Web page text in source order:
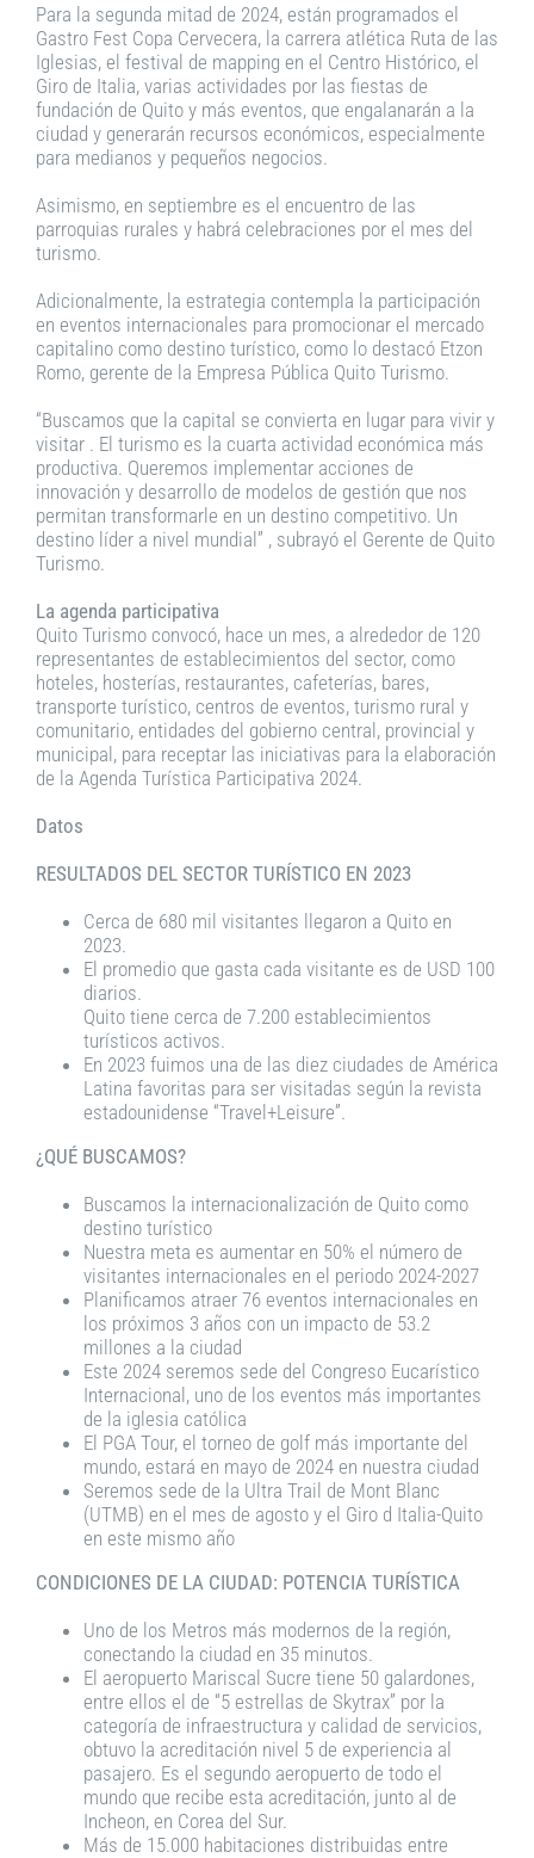
Para la segunda mitad de 2024, están programados el
Gastro Fest Copa Cervecera, la carrera atlética Ruta de las
Iglesias, el festival de mapping en el Centro Histórico, el
Giro de Italia, varias actividades por las fiestas de
fundación de Quito y más eventos, que engalanarán a la
ciudad y generarán recursos económicos, especialmente
para medianos y pequeños negocios.
Asimismo, en septiembre es el encuentro de las
parroquias rurales y habrá celebraciones por el mes del
turismo.
Adicionalmente, la estrategia contempla la participación
en eventos internacionales para promocionar el mercado
capitalino como destino turístico, como lo destacó Etzon
Romo, gerente de la Empresa Pública Quito Turismo.
“Buscamos que la capital se convierta en lugar para vivir y
visitar . El turismo es la cuarta actividad económica más
productiva. Queremos implementar acciones de
innovación y desarrollo de modelos de gestión que nos
permitan transformarle en un destino competitivo. Un
destino líder a nivel mundial” , subrayó el Gerente de Quito
Turismo.
La agenda participativa
Quito Turismo convocó, hace un mes, a alrededor de 120
representantes de establecimientos del sector, como
hoteles, hosterías, restaurantes, cafeterías, bares,
transporte turístico, centros de eventos, turismo rural y
comunitario, entidades del gobierno central, provincial y
municipal, para receptar las iniciativas para la elaboración
de la Agenda Turística Participativa 2024.
Datos
RESULTADOS DEL SECTOR TURÍSTICO EN 2023
Cerca de 680 mil visitantes llegaron a Quito en
2023.
El promedio que gasta cada visitante es de USD 100
diarios.
Quito tiene cerca de 7.200 establecimientos
turísticos activos.
En 2023 fuimos una de las diez ciudades de América
Latina favoritas para ser visitadas según la revista
estadounidense “Travel+Leisure”.
¿QUÉ BUSCAMOS?
Buscamos la internacionalización de Quito como
destino turístico
Nuestra meta es aumentar en 50% el número de
visitantes internacionales en el periodo 2024-2027
Planificamos atraer 76 eventos internacionales en
los próximos 3 años con un impacto de 53.2
millones a la ciudad
Este 2024 seremos sede del Congreso Eucarístico
Internacional, uno de los eventos más importantes
de la iglesia católica
El PGA Tour, el torneo de golf más importante del
mundo, estará en mayo de 2024 en nuestra ciudad
Seremos sede de la Ultra Trail de Mont Blanc
(UTMB) en el mes de agosto y el Giro d Italia-Quito
en este mismo año
CONDICIONES DE LA CIUDAD: POTENCIA TURÍSTICA
Uno de los Metros más modernos de la región,
conectando la ciudad en 35 minutos.
El aeropuerto Mariscal Sucre tiene 50 galardones,
entre ellos el de “5 estrellas de Skytrax” por la
categoría de infraestructura y calidad de servicios,
obtuvo la acreditación nivel 5 de experiencia al
pasajero. Es el segundo aeropuerto de todo el
mundo que recibe esta acreditación, junto al de
Incheon, en Corea del Sur.
Más de 15.000 habitaciones distribuidas entre